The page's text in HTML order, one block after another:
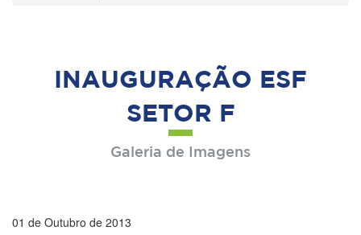
INAUGURAÇÃO ESF
SETOR F
Galeria de Imagens
01 de Outubro de 2013